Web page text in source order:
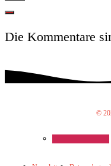
Die Kommentare
©